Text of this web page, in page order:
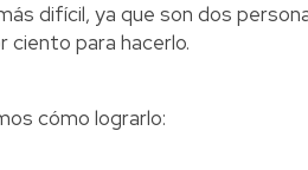
difícil, ya que son dos
ciento para hacerlo.
cómo lograrlo: